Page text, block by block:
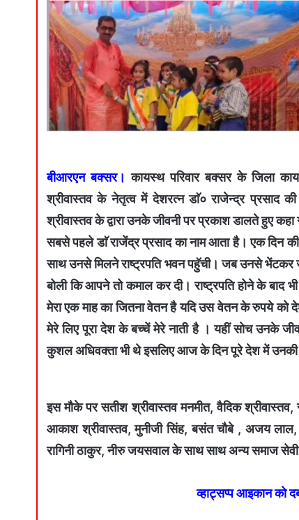
बीआरएन बक्सर।कायस्थ परिवार बक्सर के जिला
श्रीवास्तव के नेतृत्व में देशरत्न डाॅ० राजेन्द्र
श्रीवास्तव के द्वारा उनके जीवनी पर प्रकाश डालते हुए
सबसे पहले डाॅ राजेंद्र प्रसाद का नाम आता है। एक दिन
साथ उनसे मिलने राष्ट्रपति भवन पहुॅची। जब उनसे भेंटकर
बोली कि आपने तो कमाल कर दी। राष्ट्रपति होने के
मेरा एक माह का जितना वेतन है यदि उस वेतन के रुपये
मेरे लिए पूरा देश के बच्चें मेरे नाती है । यहीं सोच उनके
कुशल अधिवक्ता भी थे इसलिए आज के दिन पूरे देश में उनकी
इस मौके पर सतीश श्रीवास्तव मनमीत, वैदिक
आकाश श्रीवास्तव, मुनीजी सिंह, बसंत चौबे , अजय लाल,
रागिनी ठाकुर, नीरु जयसवाल के साथ साथ अन्य समाज
व्हाट्सप्प आइकान को